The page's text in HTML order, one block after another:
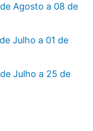
Agosto a 08 de
Julho a 01 de
Julho a 25 de